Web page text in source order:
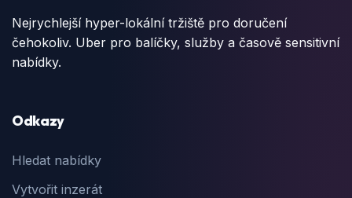
Nejrychlejší hyper-lokální tržiště pro doručení
čehokoliv. Uber pro balíčky, služby a časově sensitivní
nabídky.
Odkazy
Hledat nabídky
Vytvořit inzerát